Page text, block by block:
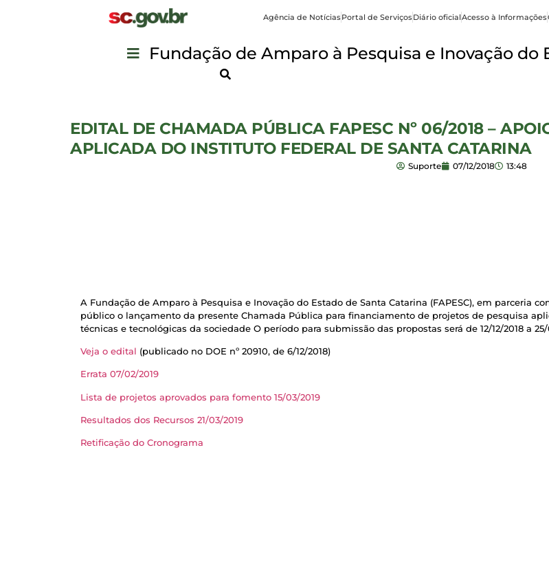
Agência de NotíciasPortal de ServiçosDiário oficialAcesso à Informações
Fundação de Amparo à Pesquisa e Inovação do
EDITAL DE CHAMADA PÚBLICA FAPESC Nº 06/2018 –
APLICADA DO INSTITUTO FEDERAL DE SANTA CATARINA
Suporte 07/12/2018 13:48
A Fundação de Amparo à Pesquisa e Inovação do Estado de Santa Catarina (FAPESC), em parceria
público o lançamento da presente Chamada Pública para financiamento de projetos de pesquisa
técnicas e tecnológicas da sociedade O período para submissão das propostas será de 12/12/2018 a 25/
Veja o edital (publicado no DOE nº 20910, de 6/12/2018)
Errata 07/02/2019
Lista de projetos aprovados para fomento 15/03/2019
Resultados dos Recursos 21/03/2019
Retificação do Cronograma